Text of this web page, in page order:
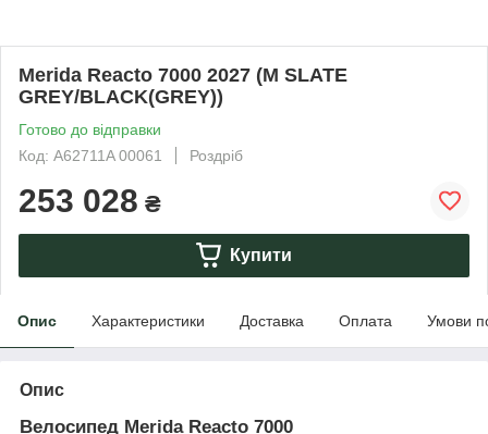
Merida Reacto 7000 2027 (M SLATE
GREY/BLACK(GREY))
Готово до відправки
Код: A62711A 00061
Роздріб
253 028 ₴
Купити
Опис Характеристики Доставка Оплата Умови
Опис
Велосипед Merida Reacto 7000